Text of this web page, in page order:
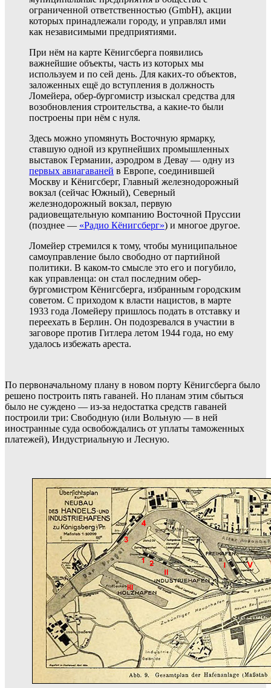
ограниченной ответственностью (GmbH), акции
которых принадлежали городу, и управлял ими
как независимыми предприятиями.
При нём на карте Кёнигсберга появились
важнейшие объекты, часть из которых мы
используем и по сей день. Для каких-то объектов,
заложенных ещё до вступления в должность
Ломейера, обер-бургомистр изыскал средства для
возобновления строительства, а какие-то были
построены при нём с нуля.
Здесь можно упомянуть Восточную ярмарку,
ставшую одной из крупнейших промышленных
выставок Германии, аэродром в Девау — одну из
первых авиагаваней в Европе, соединившей
Москву и Кёнигсберг, Главный железнодорожный
вокзал (сейчас Южный), Северный
железнодорожный вокзал, первую
радиовещательную компанию Восточной Пруссии
(позднее — «Радио Кёнигсберг») и многое другое.
Ломейер стремился к тому, чтобы муниципальное
самоуправление было свободно от партийной
политики. В каком-то смысле это его и погубило,
как управленца: он стал последним обер-
бургомистром Кёнигсберга, избранным городским
советом. С приходом к власти нацистов, в марте
1933 года Ломейеру пришлось подать в отставку и
переехать в Берлин. Он подозревался в участии в
заговоре против Гитлера летом 1944 года, но ему
удалось избежать ареста.
По первоначальному плану в новом порту Кёнигсберга было
решено построить пять гаваней. Но планам этим сбыться
было не суждено — из-за недостатка средств гаваней
построили три: Свободную (или Вольную — в ней
иностранные суда освобождались от уплаты таможенных
платежей), Индустриальную и Лесную.